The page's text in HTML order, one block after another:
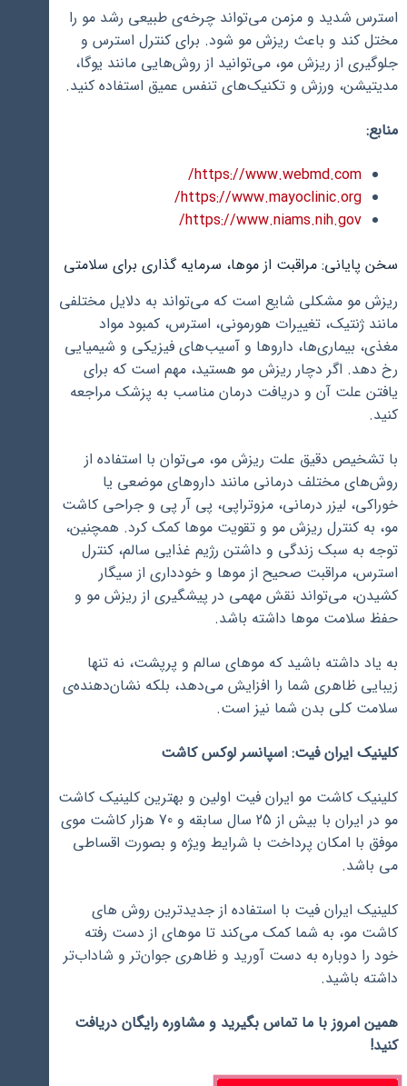
استرس شدید و مزمن می‌تواند چرخه‌ی طبیعی رشد مو را
مختل کند و باعث ریزش مو شود. برای کنترل استرس و
جلوگیری از ریزش مو، می‌توانید از روش‌هایی مانند یوگا،
مدیتیشن، ورزش و تکنیک‌های تنفس عمیق استفاده کنید.
منابع:
https://www.webmd.com/
https://www.mayoclinic.org/
https://www.niams.nih.gov/
سخن پایانی: مراقبت از موها، سرمایه گذاری برای سلامتی
ریزش مو مشکلی شایع است که می‌تواند به دلایل مختلفی
مانند ژنتیک، تغییرات هورمونی، استرس، کمبود مواد
مغذی، بیماری‌ها، داروها و آسیب‌های فیزیکی و شیمیایی
رخ دهد. اگر دچار ریزش مو هستید، مهم است که برای
یافتن علت آن و دریافت درمان مناسب به پزشک مراجعه
کنید.
با تشخیص دقیق علت ریزش مو، می‌توان با استفاده از
روش‌های مختلف درمانی مانند داروهای موضعی یا
خوراکی، لیزر درمانی، مزوتراپی، پی آر پی و جراحی کاشت
مو، به کنترل ریزش مو و تقویت موها کمک کرد. همچنین،
توجه به سبک زندگی و داشتن رژیم غذایی سالم، کنترل
استرس، مراقبت صحیح از موها و خودداری از سیگار
کشیدن، می‌تواند نقش مهمی در پیشگیری از ریزش مو و
حفظ سلامت موها داشته باشد.
به یاد داشته باشید که موهای سالم و پرپشت، نه تنها
زیبایی ظاهری شما را افزایش می‌دهد، بلکه نشان‌دهنده‌ی
سلامت کلی بدن شما نیز است.
کلینیک ایران فیت: اسپانسر لوکس کاشت
کلینیک کاشت مو ایران فیت اولین و بهترین کلینیک کاشت
مو در ایران با بیش از 25 سال سابقه و 70 هزار کاشت موی
موفق با امکان پرداخت با شرایط ویژه و بصورت اقساطی
می باشد.
کلینیک ایران فیت با استفاده از جدیدترین روش ‌های
کاشت مو، به شما کمک می‌کند تا موهای از دست رفته
خود را دوباره به دست آورید و ظاهری جوان‌تر و شاداب‌تر
داشته باشید.
همین امروز با ما تماس بگیرید و مشاوره رایگان دریافت
کنید!